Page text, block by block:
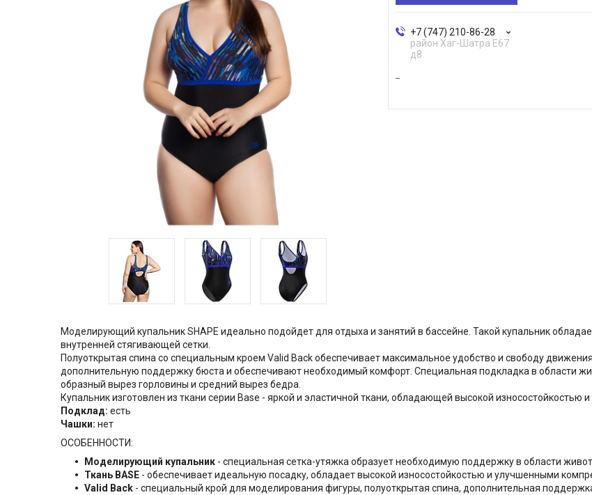
+7 (747) 210-86-28
район Хаг-Шатра Е67
д8
Моделирующий купальник SHAPE идеально подойдет для отдыха и занятий в бассейне. Такой купальник
внутренней стягивающей сетки.
Полуоткрытая спина со специальным кроем Valid Back обеспечивает максимальное удобство и свободу
дополнительную поддержку бюста и обеспечивают необходимый комфорт. Специальная подкладка в области
образный вырез горловины и средний вырез бедра.
Купальник изготовлен из ткани серии Base - яркой и эластичной ткани, обладающей высокой
Подклад: есть
Чашки: нет
ОСОБЕННОСТИ:
Моделирующий купальник - специальная сетка-утяжка образует необходимую поддержку в области
Ткань BASE - обеспечивает идеальную посадку, обладает высокой износостойкостью и улучшенными
Valid Back - специальный крой для моделирования фигуры, полуоткрытая спина, дополнительная